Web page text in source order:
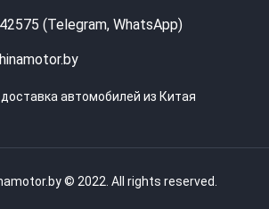
(Telegram, WhatsApp)
автомобилей из Китая
© 2022. All rights reserved.